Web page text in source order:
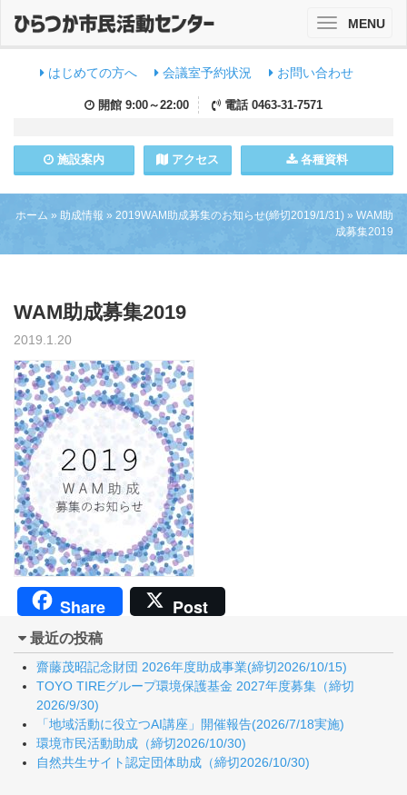
はじめての方へ 会議室予約状況 お問い合わせ
開館 9:00～22:00 電話 0463-31-7571
施設案内 アクセス 各種資料
ToggleMENU
ホーム » 助成情報 » 2019WAM助成募集のお知らせ(締切2019/1/31) » WAM助
成募集2019
WAM助成募集2019
2019.1.20
Share Post
最近の投稿
齋藤茂昭記念財団 2026年度助成事業(締切2026/10/15)
TOYO TIREグループ環境保護基金 2027年度募集（締切
2026/9/30)
「地域活動に役立つAI講座」開催報告(2026/7/18実施)
環境市民活動助成（締切2026/10/30)
自然共生サイト認定団体助成（締切2026/10/30)